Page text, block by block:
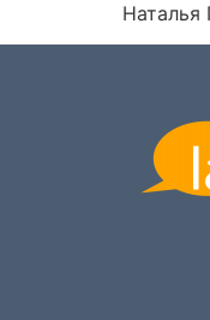
Наталья